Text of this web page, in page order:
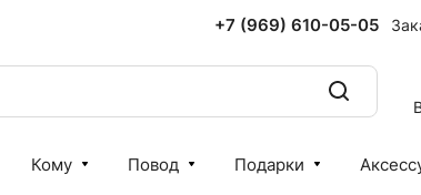
+7 (969) 610-05-05
Кому Повод Подарки